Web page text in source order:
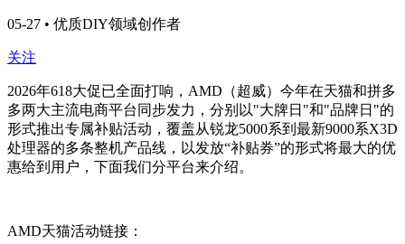
05-27 • 优质DIY领域创作者
关注
2026年618大促已全面打响，AMD（超威）今年在天猫和拼多
多两大主流电商平台同步发力，分别以"大牌日"和"品牌日"的
形式推出专属补贴活动，覆盖从锐龙5000系到最新9000系X3D
处理器的多条整机产品线，以发放“补贴券”的形式将最大的优
惠给到用户，下面我们分平台来介绍。
AMD天猫活动链接：